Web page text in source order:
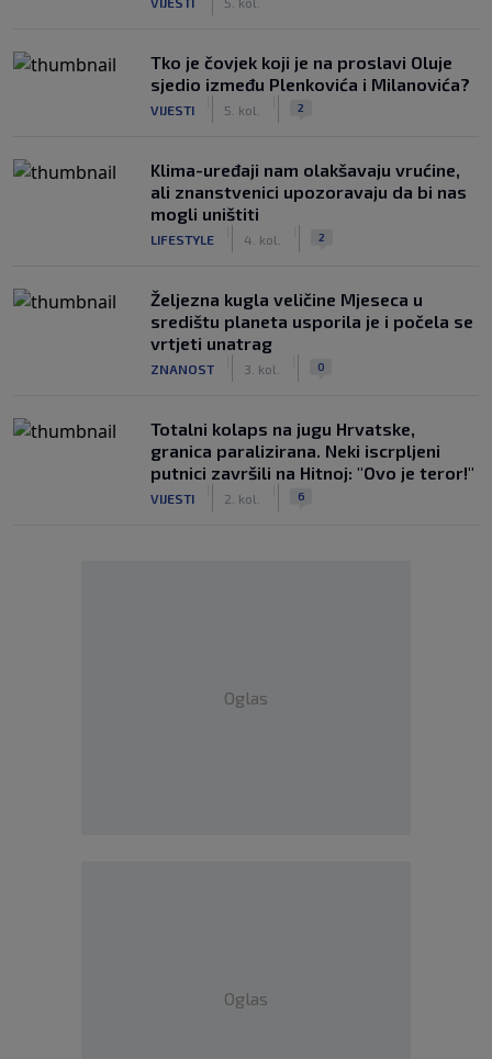
Tko je čovjek koji je na proslavi Oluje
sjedio između Plenkovića i Milanovića?
VIJESTI 5. kol. 2
Klima-uređaji nam olakšavaju vrućine,
ali znanstvenici upozoravaju da bi nas
mogli uništiti
LIFESTYLE 4. kol. 2
Željezna kugla veličine Mjeseca u
središtu planeta usporila je i počela se
vrtjeti unatrag
ZNANOST 3. kol. 0
Totalni kolaps na jugu Hrvatske,
granica paralizirana. Neki iscrpljeni
putnici završili na Hitnoj: "Ovo je teror!"
VIJESTI 2. kol. 6
Oglas
Oglas